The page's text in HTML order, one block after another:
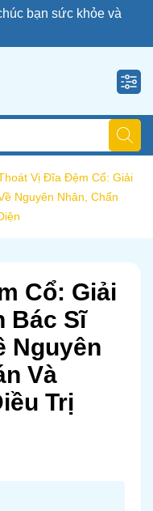
bạn sức khỏe và
Vị Đĩa Đệm Cổ: Giải
Nguyên Nhân, Chẩn
Cổ: Giải
Bác Sĩ
Nguyên
Và
Trị